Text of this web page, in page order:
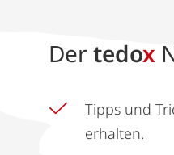
Der tedox
Tipps und
erhalten.